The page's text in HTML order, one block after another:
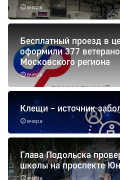
вчера
вчера
Бесплатный проезд в
оформили 377
Московского региона
вчера
Клещи – источник
вчера
Глава Подольска
школы на проспекте